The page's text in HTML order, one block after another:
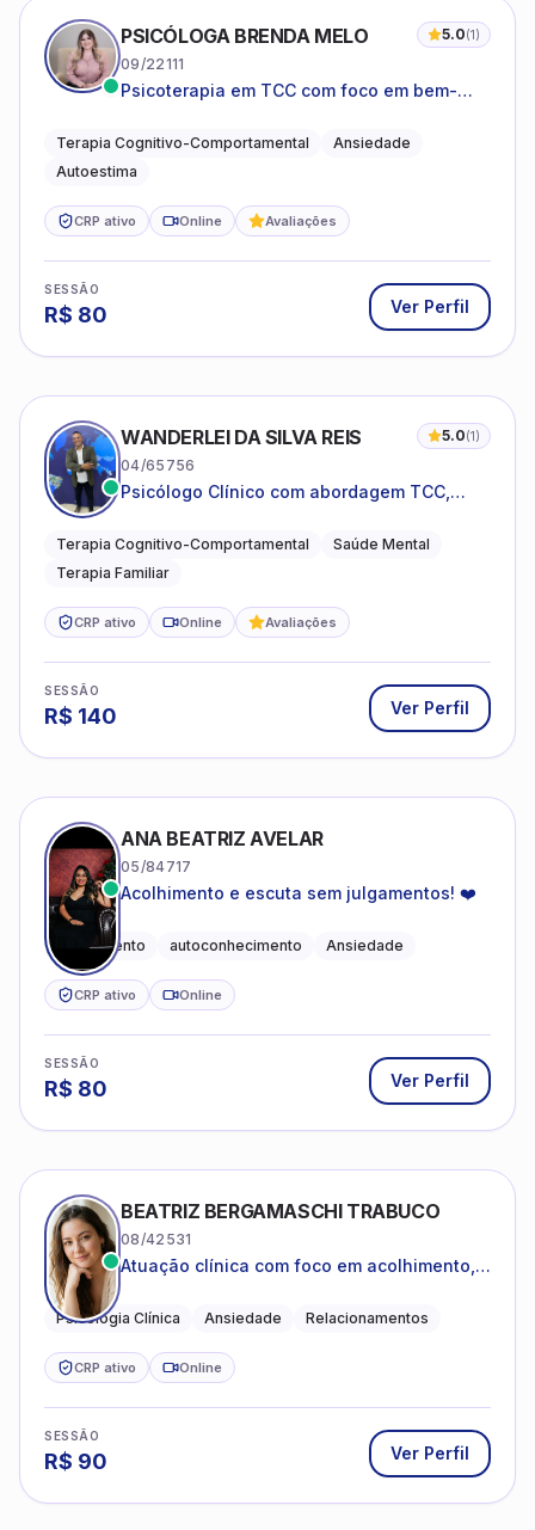
PSICÓLOGA BRENDA MELO 5.0(1)
09/22111
Psicoterapia em TCC com foco em bem-
o cotidiano
Terapia Cognitivo-Comportamental
Ansiedade
Autoestima
CRP ativo Online Avaliações
SESSÃO
R$ 80 Ver Perfil
WANDERLEI DA SILVA REIS 5.0(1)
04/65756
Psicólogo Clínico com abordagem TCC,
sistêmica
Terapia Cognitivo-Comportamental
Saúde Mental
Terapia Familiar
CRP ativo Online Avaliações
SESSÃO
R$ 140 Ver Perfil
ANA BEATRIZ AVELAR
05/84717
Acolhimento e escuta sem julgamentos! ❤️
Acolhimento autoconhecimento Ansiedade
CRP ativo Online
SESSÃO
R$ 80 Ver Perfil
BEATRIZ BERGAMASCHI TRABUCO
08/42531
Atuação clínica com foco em acolhimento,
Psicologia Clínica Ansiedade Relacionamentos
CRP ativo Online
SESSÃO
R$ 90 Ver Perfil